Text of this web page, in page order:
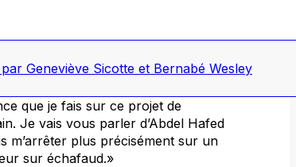
Geneviève Sicotte et Bernabé Wesley
que je fais sur ce projet de
Je vais vous parler d’Abdel Hafed
m’arrêter plus précisément sur un
sur échafaud.»